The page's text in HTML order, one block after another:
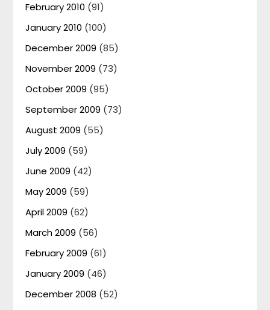
February 2010 (91)
January 2010 (100)
December 2009 (85)
November 2009 (73)
October 2009 (95)
September 2009 (73)
August 2009 (55)
July 2009 (59)
June 2009 (42)
May 2009 (59)
April 2009 (62)
March 2009 (56)
February 2009 (61)
January 2009 (46)
December 2008 (52)